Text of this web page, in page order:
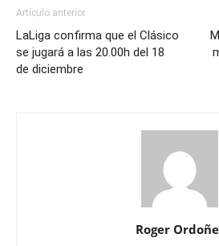
Artículo anterior
LaLiga confirma que el Clásico
se jugará a las 20.00h del 18
de diciembre
Roger